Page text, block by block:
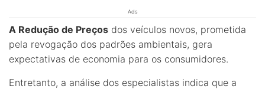
Ads
A Redução de Preços dos veículos novos, prometida
pela revogação dos padrões ambientais, gera
expectativas de economia para os consumidores.
Entretanto, a análise dos especialistas indica que a